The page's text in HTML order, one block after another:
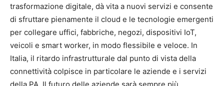
trasformazione digitale, dà vita a nuovi servizi e consente
di sfruttare pienamente il cloud e le tecnologie emergenti
per collegare uffici, fabbriche, negozi, dispositivi IoT,
veicoli e smart worker, in modo flessibile e veloce. In
Italia, il ritardo infrastrutturale dal punto di vista della
connettività colpisce in particolare le aziende e i servizi
della PA. Il futuro delle aziende sarà sempre più